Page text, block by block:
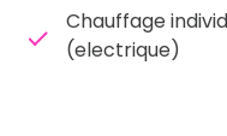
Chauffage
(electrique)